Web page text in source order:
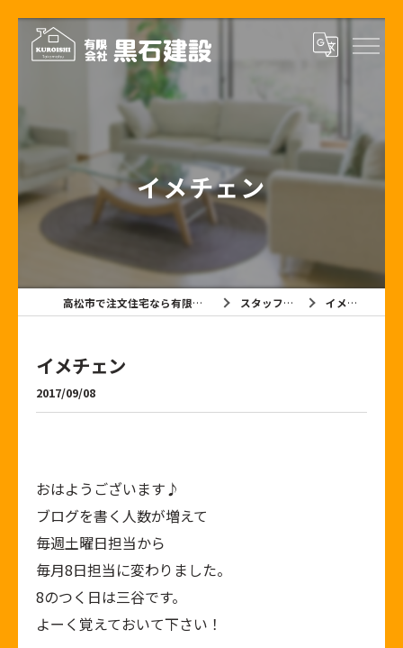
イメチェン
高松市で注文住宅なら有限会社黒石建設 スタッフブログ イメチェン
イメチェン
2017/09/08
おはようございます♪
ブログを書く人数が増えて
毎週土曜日担当から
毎月8日担当に変わりました。
8のつく日は三谷です。
よーく覚えておいて下さい！